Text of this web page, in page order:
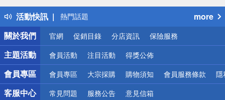
活動快訊
得獎公告
熱門話題
銀行優惠
偏遠地區配送
詐騙網頁！請小心！
more
關於我們
官網 促銷目錄 分店資訊 保險服務
主題活動 會員活動 注目活動 得獎公佈
會員專區 會員專區 大宗採購 購物須知 會員服務條款 隱
客服中心 常見問題 服務公告 意見信箱